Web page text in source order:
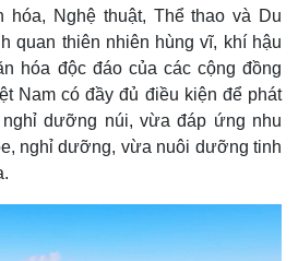
hóa, Nghệ thuật, Thể thao và Du
quan thiên nhiên hùng vĩ, khí hậu
hóa độc đáo của các cộng đồng
Nam có đầy đủ điều kiện để phát
dưỡng núi, vừa đáp ứng nhu
nghỉ dưỡng, vừa nuôi dưỡng tinh